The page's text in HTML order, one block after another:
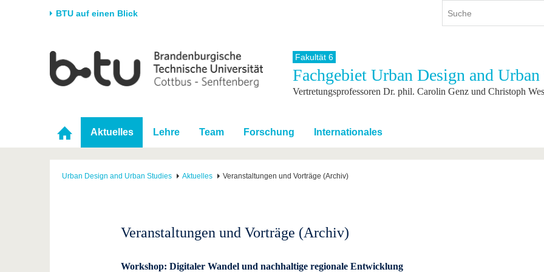
BTU auf einen Blick
Universität
Karriere & Engagement
Partnerschaften &
Strukturwandel
Forschung
Förderung
Wissenschaftlicher
Nachwuchs
Studium
Studienangebot
Im Studium
Nach dem Studium
International
Internationales Profil
Mit der BTU ins Ausland
Für internationale
Studierende
Weiterbildung
Weiterbildungsangebote
Fakultät 6
Fachgebiet Urban Design and Urban
Vertretungsprofessoren Dr. phil. Carolin Genz und Christoph
Aktuelles Lehre Team Forschung Internationales
Urban Design and Urban Studies Aktuelles Veranstaltungen und Vorträge (Archiv)
Veranstaltungen und Vorträge (Archiv)
Workshop: Digitaler Wandel und nachhaltige regionale Entwicklung